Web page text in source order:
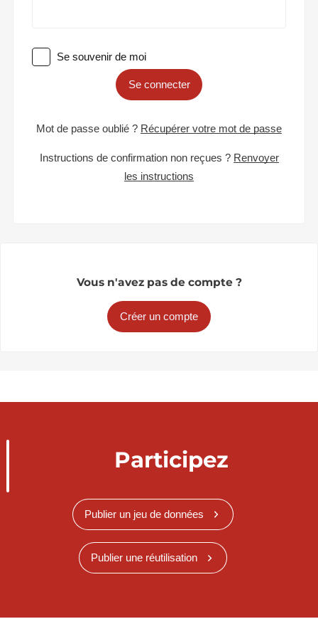
Se souvenir de moi
Se connecter
Mot de passe oublié ? Récupérer votre mot de passe
Instructions de confirmation non reçues ? Renvoyer
les instructions
Vous n'avez pas de compte ?
Créer un compte
Participez
Publier un jeu de données
Publier une réutilisation